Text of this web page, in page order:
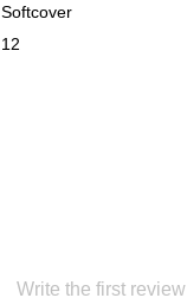
Softcover
12
Write the first review